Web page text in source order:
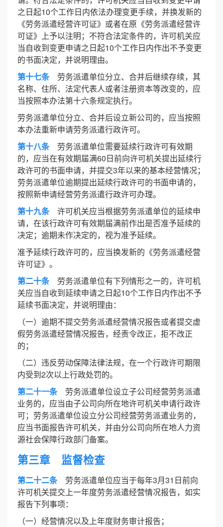
之日起10个工作日内依法办理变更手续，并换发新的
《劳务派遣经营许可证》或者在原《劳务派遣经营许
可证》上予以注明；不符合法定条件的，许可机关应
当自收到变更申请之日起10个工作日内作出不予变更
的书面决定，并说明理由。
第十七条劳务派遣单位分立、合并后继续存续，其
名称、住所、法定代表人或者注册资本等改变的，应
当按照本办法第十六条规定执行。
劳务派遣单位分立、合并后设立新公司的，应当按照
本办法重新申请劳务派遣行政许可。
第十八条劳务派遣单位需要延续行政许可有效期
的，应当在有效期届满60日前向许可机关提出延续行
政许可的书面申请，并提交3年以来的基本经营情况；
劳务派遣单位逾期提出延续行政许可的书面申请的，
按照新申请经营劳务派遣行政许可办理。
第十九条许可机关应当根据劳务派遣单位的延续申
请，在该行政许可有效期届满前作出是否准予延续的
决定；逾期未作决定的，视为准予延续。
准予延续行政许可的，应当换发新的《劳务派遣经营
许可证》。
第二十条劳务派遣单位有下列情形之一的，许可机
关应当自收到延续申请之日起10个工作日内作出不予
延续书面决定，并说明理由：
（一）逾期不提交劳务派遣经营情况报告或者提交虚
假劳务派遣经营情况报告，经责令改正，拒不改正
的；
（二）违反劳动保障法律法规，在一个行政许可期限
内受到2次以上行政处罚的。
第二十一条劳务派遣单位设立子公司经营劳务派遣
业务的，应当由子公司向所在地许可机关申请行政许
可；劳务派遣单位设立分公司经营劳务派遣业务的，
应当书面报告许可机关，并由分公司向所在地人力资
源社会保障行政部门备案。
第三章 监督检查
第二十二条劳务派遣单位应当于每年3月31日前向
许可机关提交上一年度劳务派遣经营情况报告，如实
报告下列事项：
（一）经营情况以及上年度财务审计报告；